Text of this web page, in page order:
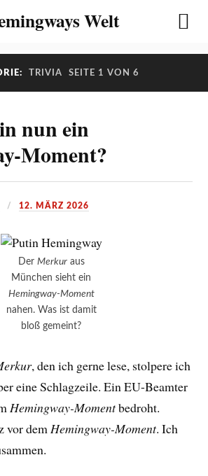
Welt
TRIVIA SEITE 1 VON 6
nun ein
Moment?
12. MÄRZ 2026
Der Merkuraus
München sieht ein
Hemingway-Moment
nahen. Was ist damit
bloß gemeint?
, den ich gerne lese, stolpere ich
eine Schlagzeile. Ein EU-Beamter
Hemingway-Momentbedroht.
vor demHemingway-Moment. Ich